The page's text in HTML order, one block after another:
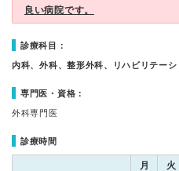
良い病院です。
診療科目：
内科、外科、整形外科、リハビリテーシ
専門医・資格：
外科専門医
診療時間
月 火